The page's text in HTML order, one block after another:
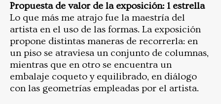
Propuesta de valor de la exposición: 1 estrella
Lo que más me atrajo fue la maestría del
artista en el uso de las formas. La exposición
propone distintas maneras de recorrerla: en
un piso se atraviesa un conjunto de columnas,
mientras que en otro se encuentra un
embalaje coqueto y equilibrado, en diálogo
con las geometrías empleadas por el artista.